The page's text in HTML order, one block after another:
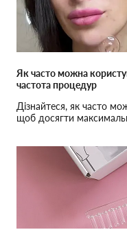
Як часто можна
частота процедур
Дізнайтеся, як часто
щоб досягти